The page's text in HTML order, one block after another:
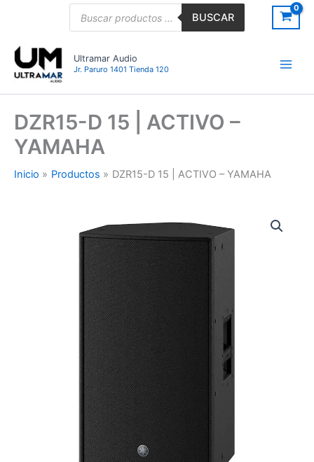
BUSCAR
Ultramar Audio
Jr. Paruro 1401 Tienda 120
DZR15-D 15 | ACTIVO –
YAMAHA
Inicio Productos DZR15-D 15 | ACTIVO – YAMAHA